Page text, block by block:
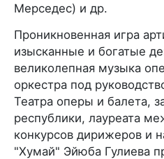
Мерседес) и др.
Проникновенная игра
изысканные и богатые
великолепная музыка
оркестра под
Театра оперы и балета,
республики, лауреата
конкурсов дирижеров и
"Хумай" Эйюба Гулиева